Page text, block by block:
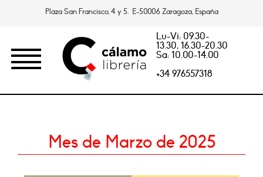
Plaza San Francisco, 4 y 5. E-50006 Zaragoza, España
Lu-Vi: 09.30-
13.30, 16.30-20.30
Sa: 10.00-14.00
+34 976557318
Mes de Marzo de 2025